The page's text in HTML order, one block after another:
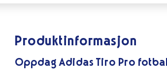
Produktinformasjon
Oppdag Adidas Tiro Pro fotball